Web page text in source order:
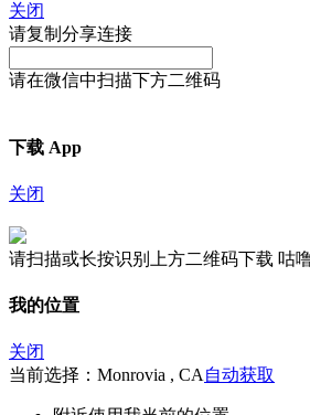
关闭
请复制分享连接
请在微信中扫描下方二维码
下载 App
关闭
请扫描或长按识别上方二维码下载 咕
我的位置
关闭
当前选择：Monrovia , CA 自动获取